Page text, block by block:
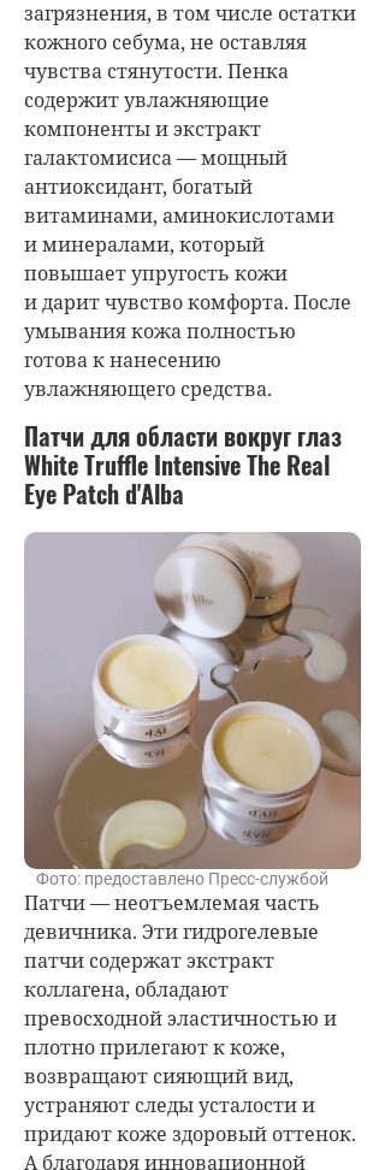
загрязнения, в том числе остатки
кожного себума, не оставляя
чувства стянутости. Пенка
содержит увлажняющие
компоненты и экстракт
галактомисиса — мощный
антиоксидант, богатый
витаминами, аминокислотами
и минералами, который
повышает упругость кожи
и дарит чувство комфорта. После
умывания кожа полностью
готова к нанесению
увлажняющего средства.
Патчи для области вокруг глаз
White Truffle Intensive The Real
Eye Patch d'Alba
Фото: предоставлено Пресс-службой
Патчи — неотъемлемая часть
девичника. Эти гидрогелевые
патчи содержат экстракт
коллагена, обладают
превосходной эластичностью и
плотно прилегают к коже,
возвращают сияющий вид,
устраняют следы усталости и
придают коже здоровый оттенок.
А благодаря инновационной